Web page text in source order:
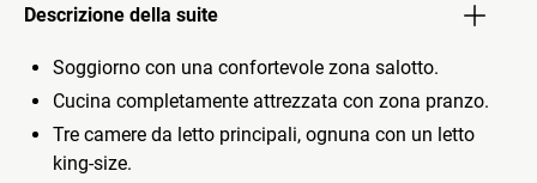
Descrizione della suite
Soggiorno con una confortevole zona salotto.
Cucina completamente attrezzata con zona pranzo.
Tre camere da letto principali, ognuna con un letto
king-size.